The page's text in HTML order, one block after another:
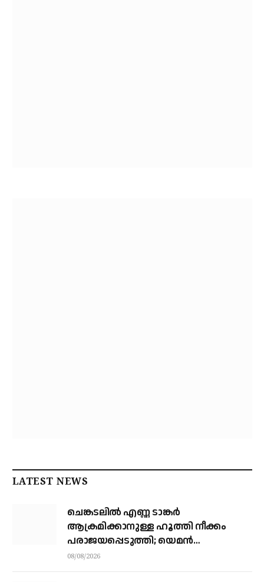
LATEST NEWS
ചെങ്കടലില്‍ എണ്ണ ടാങ്കര്‍
ആക്രമിക്കാനുള്ള ഹൂത്തി നീക്കം
പരാജയപ്പെടുത്തി; യെമൻ
സംഘർഷത്തിലേക്ക് നീങ്ങുന്നുവെന്ന്
08/08/2026